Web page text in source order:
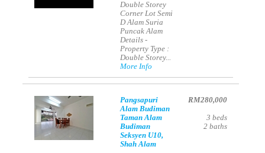
Double Storey
Corner Lot Semi
D Alam Suria
Puncak Alam
Details -
Property Type :
Double Storey...
More Info
Pangsapuri
Alam Budiman
Taman Alam
Budiman
Seksyen U10,
Shah Alam
RM280,000
3 beds
2 baths